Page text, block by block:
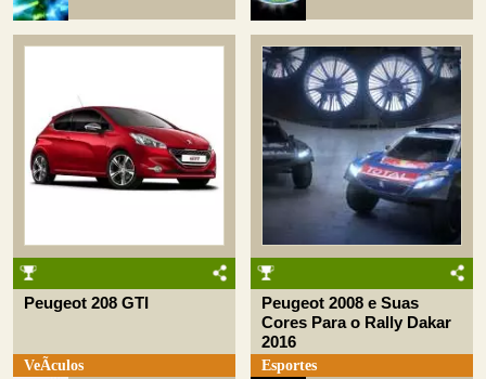
Peugeot 208 GTI
VeÃ­culos
Peugeot 2008 e Suas
Cores Para o Rally Dakar
2016
Esportes